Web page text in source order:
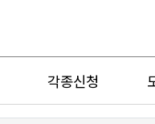
각종신청